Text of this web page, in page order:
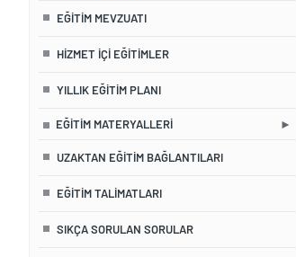
EĞITIM MEVZUATI
HIZMET İÇI EĞITIMLER
YILLIK EĞITIM PLANI
EĞITIM MATERYALLERI
UZAKTAN EĞITIM BAĞLANTILARI
EĞİTİM TALİMATLARI
SIKÇA SORULAN SORULAR